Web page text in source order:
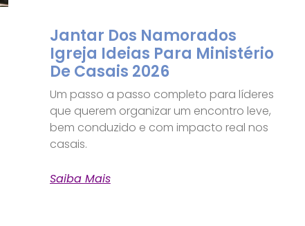
Jantar Dos Namorados
Igreja Ideias Para Ministério
De Casais 2026
Um passo a passo completo para líderes
que querem organizar um encontro leve,
bem conduzido e com impacto real nos
casais.
Saiba Mais